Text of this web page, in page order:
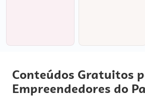
Conteúdos Gratuitos
Empreendedores do